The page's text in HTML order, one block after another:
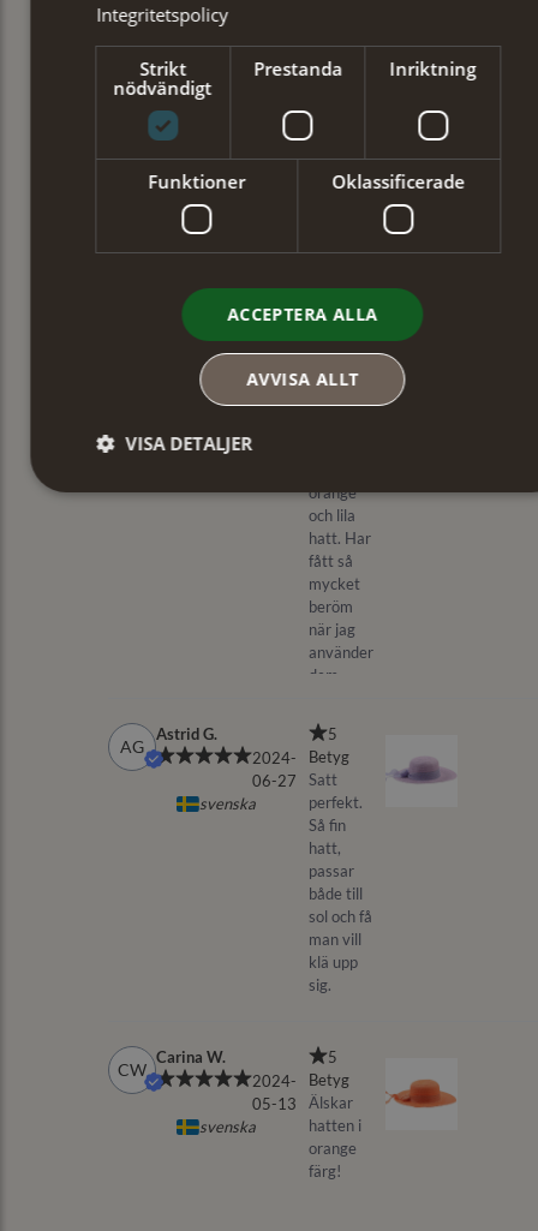
Integritetspolicy
Strikt
nödvändigt
Prestanda Inriktning
Funktioner Oklassificerade
ACCEPTERA ALLA
AVVISA ALLT
VISA DETALJER